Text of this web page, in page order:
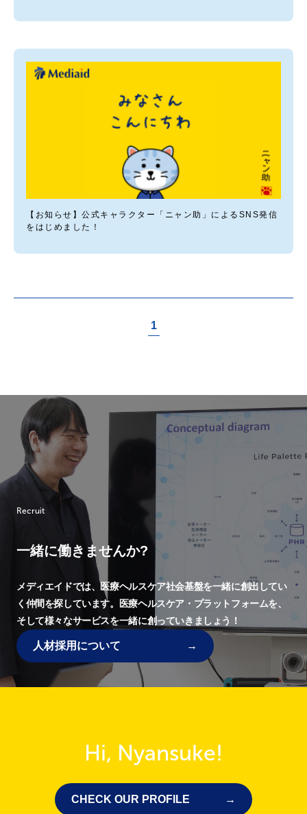
【お知らせ】公式キャラクター「ニャン助」によるSNS発信
をはじめました！
1
Recruit
一緒に働きませんか?
メディエイドでは、医療ヘルスケア社会基盤を一緒に創出してい
く仲間を探しています。
医療ヘルスケア・プラットフォームを、
そして様々なサービスを一緒に創っていきましょう！
人材採用について
Hi, Nyansuke!
CHECK OUR PROFILE